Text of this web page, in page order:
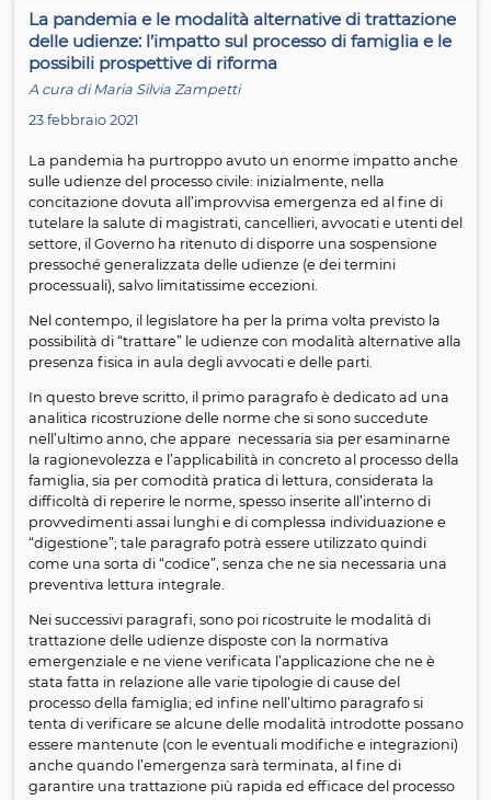
civ.), a prescindere dalla loro posizione nella rete dei
familiari (art. 74 cod. civ.), nonché dalle situazioni
soggettive del figlio (art. 315-bis cod. civ.).
nuove auspicate aperture in relazione a due ambiti nei
ancora, del tutto irragionevolmente, il nostro
presenta forme di grande rigidità.
Continua la
La pandemia e le modalità alternative di
delle udienze: l’impatto sul processo di
possibili prospettive di riforma
A cura di Maria Silvia Zampetti
23 febbraio 2021
La pandemia ha purtroppo avuto un enorme impatto
sulle udienze del processo civile: inizialmente, nella
concitazione dovuta all’improvvisa emergenza ed al
tutelare la salute di magistrati, cancellieri, avvocati e
settore, il Governo ha ritenuto di disporre una
processuali), salvo limitatissime eccezioni.
Nel contempo, il legislatore ha per la prima volta
possibilità di “trattare” le udienze con modalità
presenza fisica in aula degli avvocati e delle parti.
In questo breve scritto, il primo paragrafo è dedicato
analitica ricostruzione delle norme che si sono